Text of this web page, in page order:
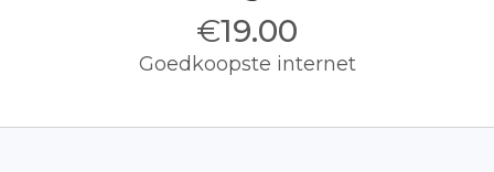
€19.00
Goedkoopste internet